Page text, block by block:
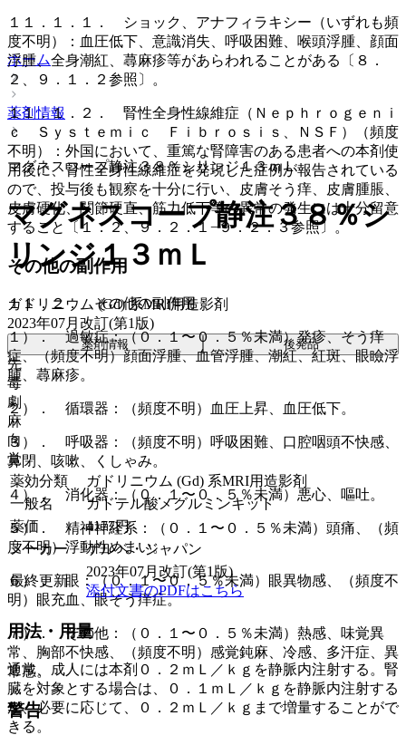
１１．１．１． ショック、アナフィラキシー（いずれも頻
度不明）：血圧低下、意識消失、呼吸困難、喉頭浮腫、顔面
浮腫、全身潮紅、蕁麻疹等があらわれることがある〔８．
２、９．１．２参照〕。
１１．１．２． 腎性全身性線維症（Ｎｅｐｈｒｏｇｅｎｉ
ｃ Ｓｙｓｔｅｍｉｃ Ｆｉｂｒｏｓｉｓ、ＮＳＦ）（頻度
不明）：外国において、重篤な腎障害のある患者への本剤使
用後に、腎性全身性線維症を発現した症例が報告されている
ので、投与後も観察を十分に行い、皮膚そう痒、皮膚腫脹、
皮膚硬化、関節硬直、筋力低下等の異常の発生には十分留意
すること〔１．２、９．２．１−９．２．３参照〕。
その他の副作用
１１．２． その他の副作用
１）． 過敏症：（０．１〜０．５％未満）発疹、そう痒
症、（頻度不明）顔面浮腫、血管浮腫、潮紅、紅斑、眼瞼浮
腫、蕁麻疹。
２）． 循環器：（頻度不明）血圧上昇、血圧低下。
３）． 呼吸器：（頻度不明）呼吸困難、口腔咽頭不快感、
鼻閉、咳嗽、くしゃみ。
４）． 消化器：（０．１〜０．５％未満）悪心、嘔吐。
５）． 精神神経系：（０．１〜０．５％未満）頭痛、（頻
度不明）浮動性めまい。
６）． 眼：（０．１〜０．５％未満）眼異物感、（頻度不
明）眼充血、眼そう痒症。
７）． その他：（０．１〜０．５％未満）熱感、味覚異
常、胸部不快感、（頻度不明）感覚鈍麻、冷感、多汗症、異
常感。
警告
ホーム
薬剤情報
マグネスコープ静注３８％シリンジ１３ｍＬ
マグネスコープ静注３８％シ
リンジ１３ｍＬ
ガドリニウム (Gd) 系MRI用造影剤
2023年07月改訂(第1版)
薬剤情報 後発品
先
毒
劇
麻
向
覚
薬効分類
ガドリニウム (Gd) 系MRI用造影剤
一般名
ガドテル酸メグルミンキット
薬価
4177円
メーカー
ゲルベ・ジャパン
最終更新
2023年07月改訂(第1版)
添付文書のPDFはこちら
用法・用量
通常、成人には本剤０．２ｍＬ／ｋｇを静脈内注射する。腎
臓を対象とする場合は、０．１ｍＬ／ｋｇを静脈内注射する
が、必要に応じて、０．２ｍＬ／ｋｇまで増量することがで
きる。